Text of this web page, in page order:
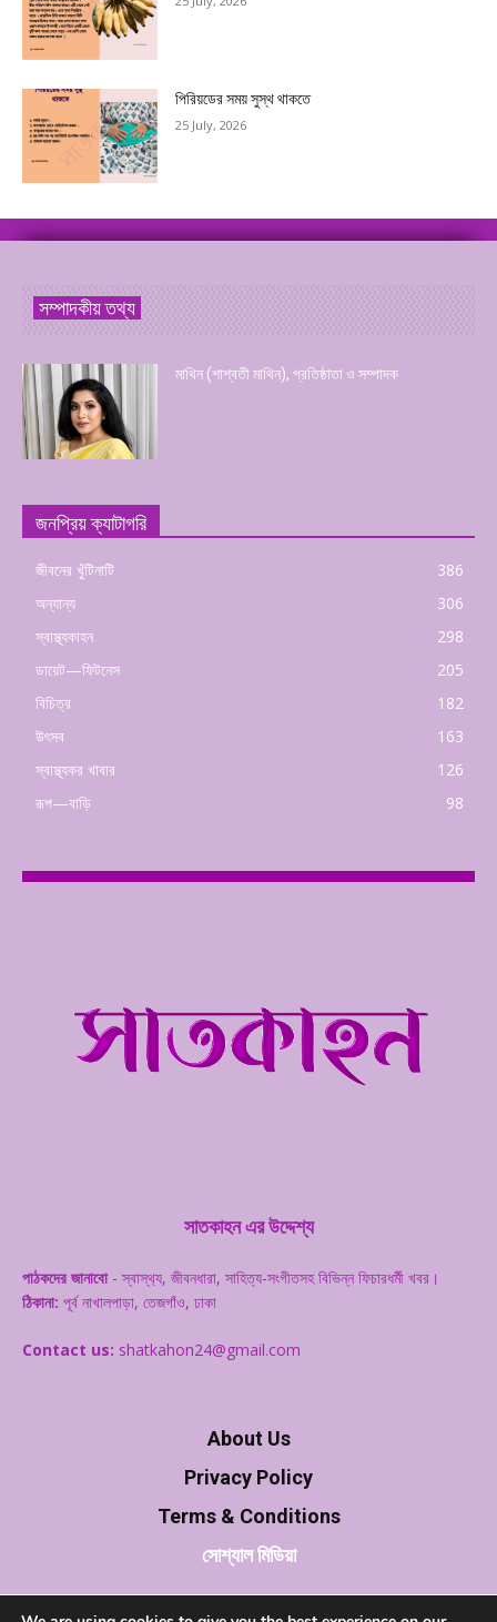
পিরিয়ডের সময় সুস্থ থাকতে
25 July, 2026
সম্পাদকীয় তথ্য
মাথিন (শাশ্বতী মাথিন), প্রতিষ্ঠাতা ও সম্পাদক
জনপ্রিয় ক্যাটাগরি
জীবনের খুঁটিনাটি
386
অন্যান্য
306
স্বাস্থ্যকাহন
298
ডায়েট—ফিটনেস
205
বিচিত্র
182
উৎসব
163
স্বাস্থ্যকর খাবার
126
রূপ—বাড়ি
98
সাতকাহন এর উদ্দেশ্য
পাঠকদের জানাবো - স্বাস্থ‌্য, জীবনধারা, সাহিত্য-সংগীতসহ বিভিন্ন ফিচারধর্মী খবর।
ঠিকানা: পূর্ব নাখালপাড়া, তেজগাঁও, ঢাকা
Contact us: shatkahon24@gmail.com
About Us
Privacy Policy
Terms & Conditions
সোশ্যাল মিডিয়া